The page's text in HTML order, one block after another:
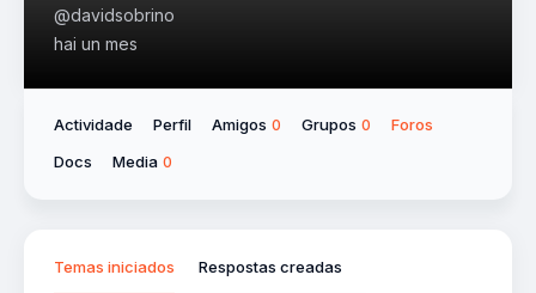
@davidsobrino
hai un mes
Actividade Perfil Amigos 0 Grupos 0
Foros
Docs
Media 0
Temas iniciados Respostas creadas